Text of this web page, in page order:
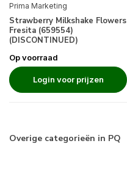
Prima Marketing
Strawberry Milkshake Flowers
Fresita (659554)
(DISCONTINUED)
Op voorraad
Login voor prijzen
Overige categorieën in PQ